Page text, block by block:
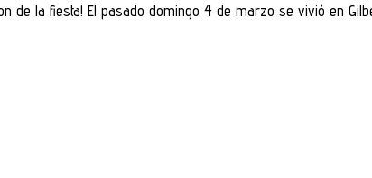
de la fiesta! El pasado domingo 4 de marzo se vivió en